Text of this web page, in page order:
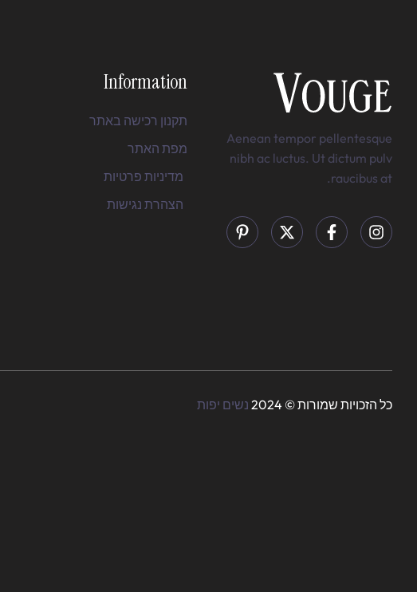
Aenean tempor pellentesque
nibh ac luctus. Ut dictum pulv
raucibus at.
Information
תקנון רכישה באתר
מפת האתר
מדיניות פרטיות
הצהרת נגישות
כל הזכויות שמורות © 2024 נשים יפות